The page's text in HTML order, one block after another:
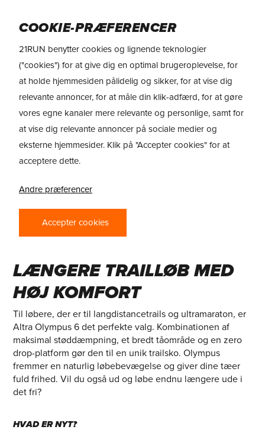
main
content
REVIEW
LÆNGERE TRAILLØB MED
HØJ KOMFORT
Til løbere, der er til langdistancetrails og ultramaraton, er
Altra Olympus 6 det perfekte valg. Kombinationen af
maksimal støddæmpning, et bredt tåområde og en zero
drop-platform gør den til en unik trailsko. Olympus
fremmer en naturlig løbebevægelse og giver dine tæer
fuld frihed. Vil du også ud og løbe endnu længere ude i
det fri?
HVAD ER NYT?
COOKIE-PRÆFERENCER
21RUN benytter cookies og lignende teknologier
("cookies") for at give dig en optimal brugeroplevelse, for
at holde hjemmesiden pålidelig og sikker, for at vise dig
relevante annoncer, for at måle din klik-adfærd, for at gøre
vores egne kanaler mere relevante og personlige, samt for
at vise dig relevante annoncer på sociale medier og
eksterne hjemmesider. Klik på "Accepter cookies" for at
acceptere dette.
Andre præferencer
Accepter cookies